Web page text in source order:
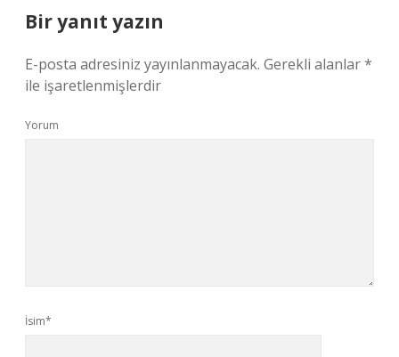
Bir yanıt yazın
E-posta adresiniz yayınlanmayacak. Gerekli alanlar*
ile işaretlenmişlerdir
Yorum
İsim*